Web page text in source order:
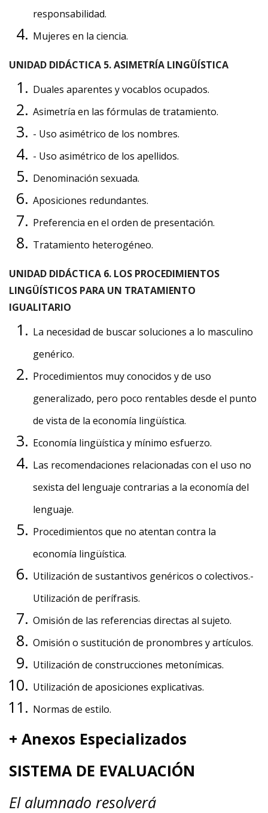
responsabilidad.
Mujeres en la ciencia.
UNIDAD DIDÁCTICA 5. ASIMETRÍA LINGÜÍSTICA
Duales aparentes y vocablos ocupados.
Asimetría en las fórmulas de tratamiento.
- Uso asimétrico de los nombres.
- Uso asimétrico de los apellidos.
Denominación sexuada.
Aposiciones redundantes.
Preferencia en el orden de presentación.
Tratamiento heterogéneo.
UNIDAD DIDÁCTICA 6. LOS PROCEDIMIENTOS
LINGÜÍSTICOS PARA UN TRATAMIENTO
IGUALITARIO
La necesidad de buscar soluciones a lo masculino
genérico.
Procedimientos muy conocidos y de uso
generalizado, pero poco rentables desde el punto
de vista de la economía lingüística.
Economía lingüística y mínimo esfuerzo.
Las recomendaciones relacionadas con el uso no
sexista del lenguaje contrarias a la economía del
lenguaje.
Procedimientos que no atentan contra la
economía lingüística.
Utilización de sustantivos genéricos o colectivos.-
Utilización de perífrasis.
Omisión de las referencias directas al sujeto.
Omisión o sustitución de pronombres y artículos.
Utilización de construcciones metonímicas.
Utilización de aposiciones explicativas.
Normas de estilo.
+ Anexos Especializados
SISTEMA DE EVALUACIÓN
El alumnado resolverá